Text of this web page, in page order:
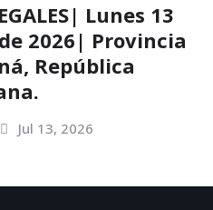
Lunes 13
2026| Provincia
República
Jul 13, 2026